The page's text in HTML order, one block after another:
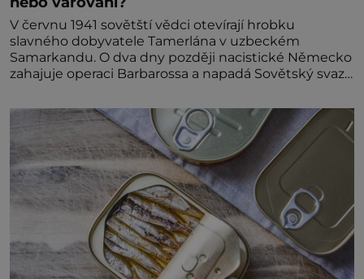
V červnu 1941 sovětští vědci otevírají hrobku
slavného dobyvatele Tamerlána v uzbeckém
Samarkandu. O dva dny později nacistické Německo
zahajuje operaci Barbarossa a napadá Sovětský svaz.